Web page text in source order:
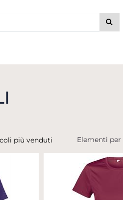
automaticamente gli altri filtri
Elementi per